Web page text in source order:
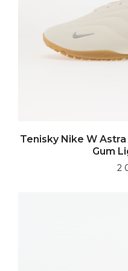
Tenisky Nike W
Gum
2